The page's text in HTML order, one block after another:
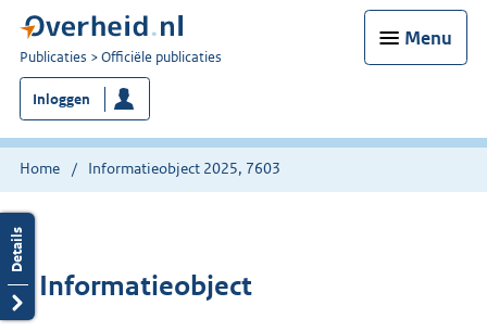
Menu
U
bent
nu
hier:
Publicaties Officiële publicaties
Inloggen
Home Informatieobject 2025, 7603
Informatieobject